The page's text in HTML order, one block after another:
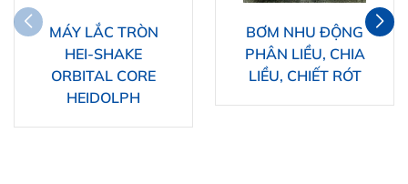
MÁY LẮC TRÒN
HEI-SHAKE
ORBITAL CORE
HEIDOLPH
BƠM NHU ĐỘNG
PHÂN LIỀU, CHIA
LIỀU, CHIẾT RÓT